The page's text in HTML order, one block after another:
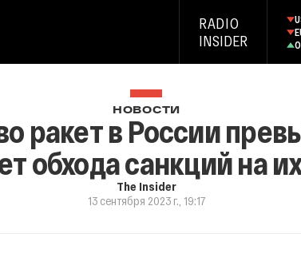
RADIO
INSIDER
НОВОСТИ
ракет в России
обхода санкций на
The Insider
13 сентября 2023 г., 19:17